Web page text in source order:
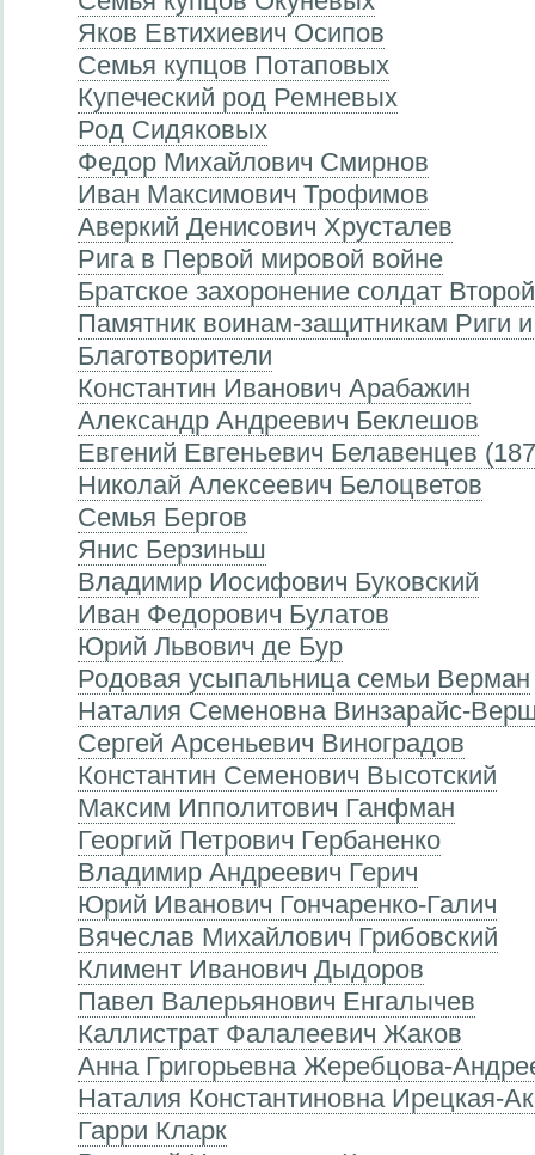
Яков Евтихиевич Осипов
Семья купцов Потаповых
Купеческий род Ремневых
Род Сидяковых
Федор Михайлович Смирнов
Иван Максимович Трофимов
Аверкий Денисович Хрусталев
Рига в Первой мировой войне
Братское захоронение солдат
Памятник воинам-защитникам Риги
Благотворители
Константин Иванович Арабажин
Александр Андреевич Беклешов
Евгений Евгеньевич Белавенцев
Николай Алексеевич Белоцветов
Семья Бергов
Янис Берзиньш
Владимир Иосифович Буковский
Иван Федорович Булатов
Юрий Львович де Бур
Родовая усыпальница семьи Верман
Наталия Семеновна Винзарайс-
Сергей Арсеньевич Виноградов
Константин Семенович Высотский
Максим Ипполитович Ганфман
Георгий Петрович Гербаненко
Владимир Андреевич Герич
Юрий Иванович Гончаренко-Галич
Вячеслав Михайлович Грибовский
Климент Иванович Дыдоров
Павел Валерьянович Енгалычев
Каллистрат Фалалеевич Жаков
Анна Григорьевна Жеребцова-
Наталия Константиновна Ирецкая-
Гарри Кларк